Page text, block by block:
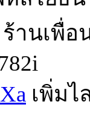
ร้านเพื่
เพิ่ม